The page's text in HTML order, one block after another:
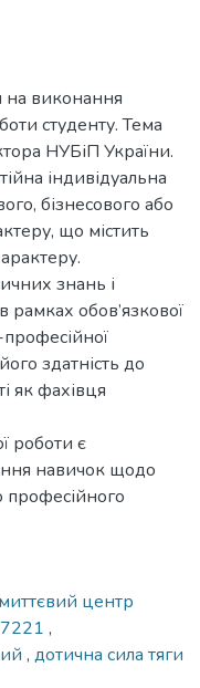
на виконання
студенту. Тема
НУБіП України.
індивідуальна
бізнесового або
що містить
знань і
обов’язкової
професійної
здатність до
як фахівця
роботи є
навичок щодо
професійного
миттєвий центр
,
, дотична сила тяги